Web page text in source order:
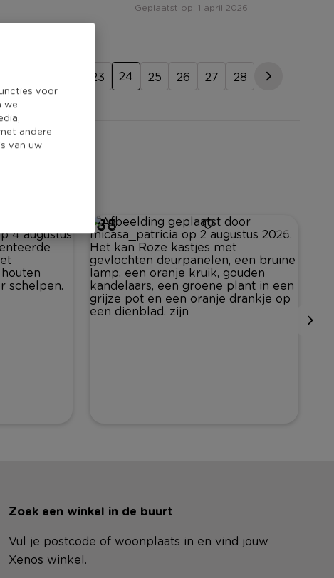
voor
we
andere
van uw
Geplaatst op: 1 april 2026
23 24 25 26 27 28
188
Zoek een winkel in de buurt
Vul je postcode of woonplaats in en vind jouw
Xenos winkel.